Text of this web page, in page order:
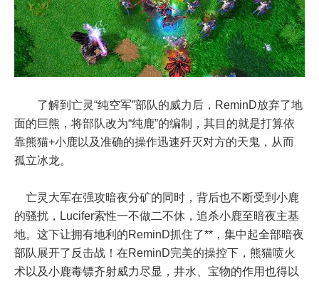
了解到亡灵“纯空军”部队的威力后，ReminD放弃了地
面的巨熊，将部队改为“纯鹿”的编制，其目的就是打算依
靠熊猫+小鹿以及准确的操作迅速歼灭对方的天鬼，从而
孤立冰龙。
亡灵大军在强攻暗夜分矿的同时，背后也不断受到小鹿
的骚扰，Lucifer索性一不做二不休，追杀小鹿至暗夜主基
地。这下让拥有地利的ReminD抓住了**，集中起全部暗夜
部队展开了反击战！在ReminD完美的操控下，熊猫喷火
术以及小鹿毒镖齐射威力尽显，井水、宝物的作用也得以